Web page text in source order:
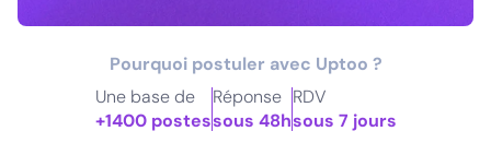
Pourquoi postuler avec Uptoo ?
Une base de
+1400 postes
Réponse
sous 48h
RDV
sous 7 jours